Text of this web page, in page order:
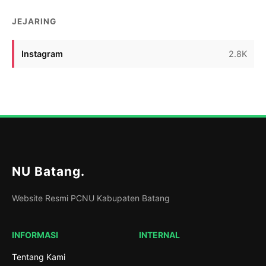
JEJARING
Instagram 2.8K
NU Batang.
Website Resmi PCNU Kabupaten Batang
INFORMASI
Tentang Kami
INTERNAL